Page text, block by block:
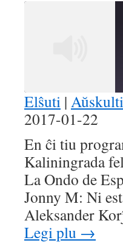
SHARE
LINK
EMBED
Elŝuti |
2017-01-22
En ĉi tiu
Kaliningrada
La Ondo de
Jonny M: Ni
Aleksander
Legi plu →